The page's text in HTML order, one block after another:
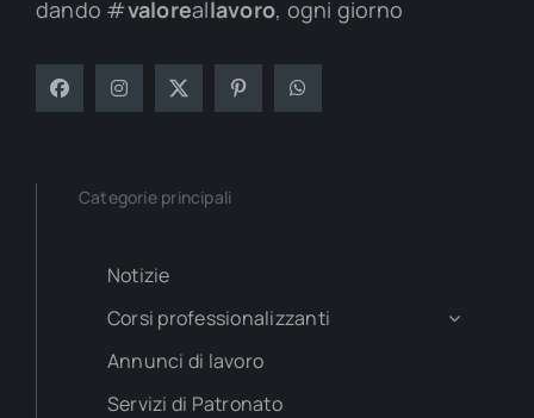
dando #valoreallavoro, ogni giorno
Categorie principali
Notizie
Corsi professionalizzanti
Annunci di lavoro
Servizi di Patronato